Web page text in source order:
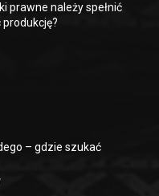
prawne należy spełnić
– gdzie szukać